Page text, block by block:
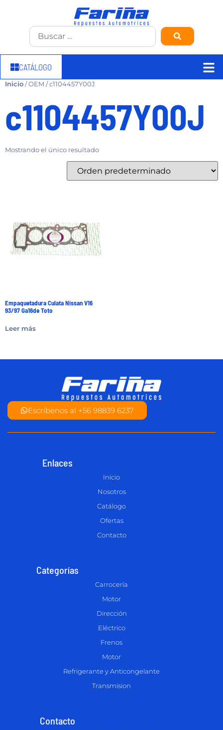
CATÁLOGO
Inicio/ OEM / c1104457Y00J
c1104457Y00J
Mostrando el único resultado
Empaquetadura Culata Nissan V16
93/97 Ga16de Toto
Leer más
Escríbenos al +56 98839 6237
Enlaces
Inicio
Nosotros
Catálogo
Ofertas
Contacto
Categorías
Carrocería
Motor
Dirección
Eléctrico
Frenos
Motor
Refrigerante y Anticongelante
Transmision
Contacto